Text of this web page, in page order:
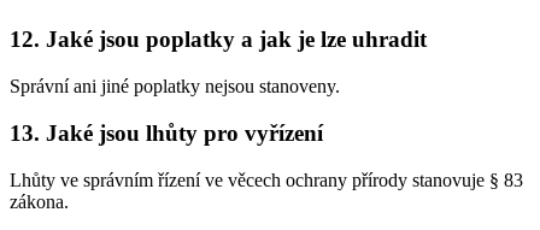
12. Jaké jsou poplatky a jak je lze uhradit
Správní ani jiné poplatky nejsou stanoveny.
13. Jaké jsou lhůty pro vyřízení
Lhůty ve správním řízení ve věcech ochrany přírody stanovuje § 83
zákona.